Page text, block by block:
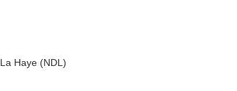
La Haye (NDL)